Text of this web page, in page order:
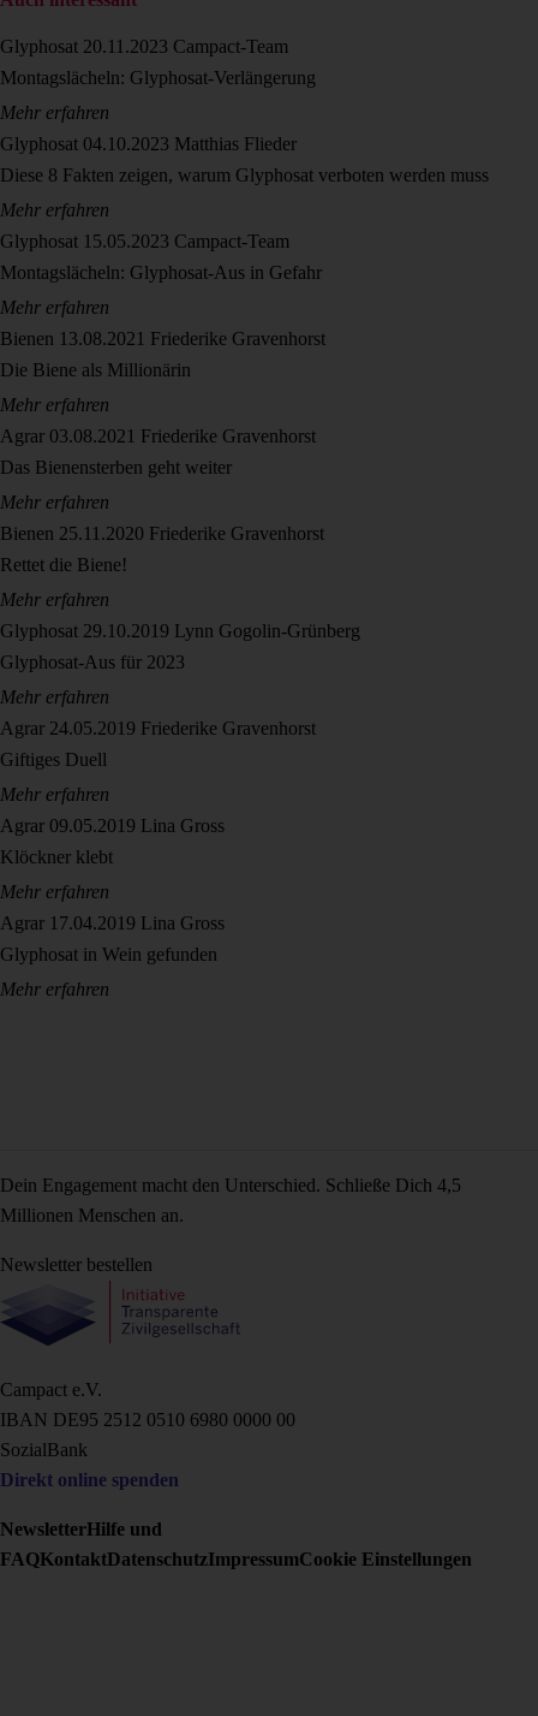
Glyphosat 20.11.2023 Campact-Team
Montagslächeln: Glyphosat-Verlängerung
Mehr erfahren
Glyphosat 04.10.2023 Matthias Flieder
Diese 8 Fakten zeigen, warum Glyphosat verboten werden muss
Mehr erfahren
Glyphosat 15.05.2023 Campact-Team
Montagslächeln: Glyphosat-Aus in Gefahr
Mehr erfahren
Bienen 13.08.2021 Friederike Gravenhorst
Die Biene als Millionärin
Mehr erfahren
Agrar 03.08.2021 Friederike Gravenhorst
Das Bienensterben geht weiter
Mehr erfahren
Bienen 25.11.2020 Friederike Gravenhorst
Rettet die Biene!
Mehr erfahren
Glyphosat 29.10.2019 Lynn Gogolin-Grünberg
Glyphosat-Aus für 2023
Mehr erfahren
Agrar 24.05.2019 Friederike Gravenhorst
Giftiges Duell
Mehr erfahren
Agrar 09.05.2019 Lina Gross
Klöckner klebt
Mehr erfahren
Agrar 17.04.2019 Lina Gross
Glyphosat in Wein gefunden
Mehr erfahren
Dein Engagement macht den Unterschied. Schließe Dich 4,5
Millionen Menschen an.
Newsletter bestellen
Campact e.V.
IBAN DE95 2‍5‍1‍2 0‍5‍1‍0 6‍9‍8‍0 0‍0‍0‍0 0‍0
SozialBank
Direkt online spenden
NewsletterHilfe und
FAQKontaktDatenschutzImpressumCookie Einstellungen